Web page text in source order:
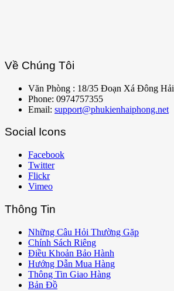
Về Chúng Tôi
Văn Phòng : 18/35 Đoạn Xá Đông
Phone: 0974757355
Email: support@phukienhaiphong.net
Social Icons
Facebook
Twitter
Flickr
Vimeo
Thông Tin
Những Câu Hỏi Thường Gặp
Chính Sách Riêng
Điều Khoản Bảo Hành
Hướng Dẫn Mua Hàng
Thông Tin Giao Hàng
Bản Đồ